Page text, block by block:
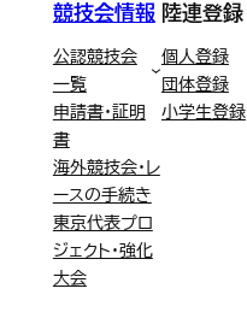
競技会情報
公認競技会
一覧
申請書・証明
書
海外競技会・レ
ースの手続き
東京代表プロ
ジェクト・強化
大会
陸連登録
個人登録
団体登録
小学生登録